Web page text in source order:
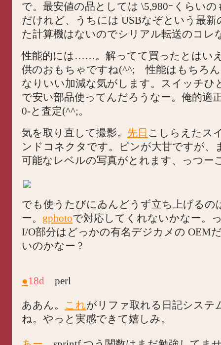
で。最安値の品としては \5,980ｰくらい
だけれど、うちには USBなぞという最新
た計算機はないのでシリアル転送のコレ
性能的には……。解ってて買ったとはい
供のおもちゃですね(^^; 性能はもちろ
なりいい加減な気がします。スイッチひ
で安い部品使ってんだろうなー。俺的適
0-と査定(^^;。
気を取り直して撮影。 先日 こしらえたス
ンドコネクタです。ピンが大甘ですが、
可能なレベルの写真がとれます、っつー
でも使うたびにゐんどうず立ち上げるの
ー。 gphotoで対応してくれないかなー。
I/O部分はどっかの有名デジカメの OEM
いのかなー ?
●18d perl
ああん。 これがリファ取れる日記システ
ね。やっと実感できて嬉しみ。